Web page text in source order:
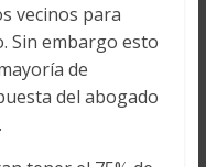
vecinos para
Sin embargo esto
de
del abogado